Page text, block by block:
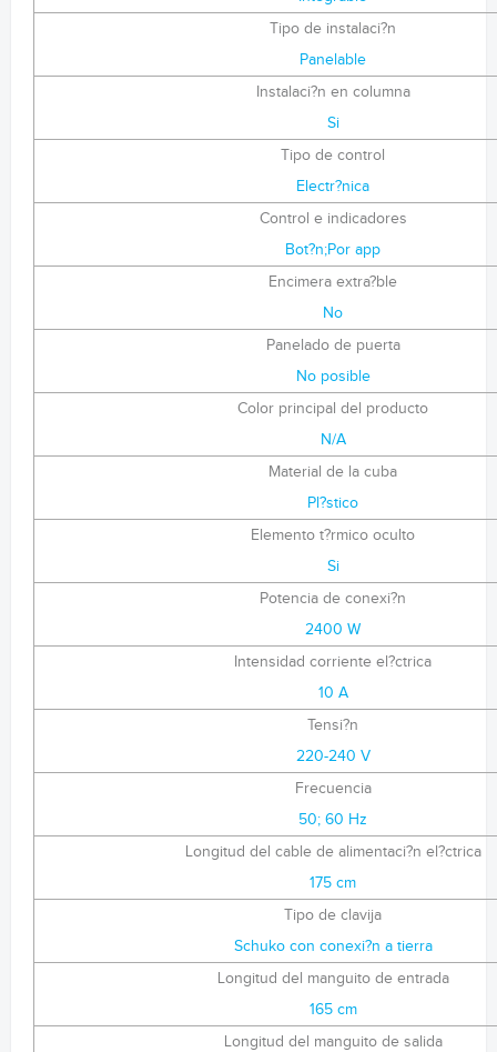
Tipo de instalaci?n
Panelable
Instalaci?n en columna
Si
Tipo de control
Electr?nica
Control e indicadores
Bot?n;Por app
Encimera extra?ble
No
Panelado de puerta
No posible
Color principal del producto
N/A
Material de la cuba
Pl?stico
Elemento t?rmico oculto
Si
Potencia de conexi?n
2400 W
Intensidad corriente el?ctrica
10 A
Tensi?n
220-240 V
Frecuencia
50; 60 Hz
Longitud del cable de alimentaci?n el?ctrica
175 cm
Tipo de clavija
Schuko con conexi?n a tierra
Longitud del manguito de entrada
165 cm
Longitud del manguito de salida